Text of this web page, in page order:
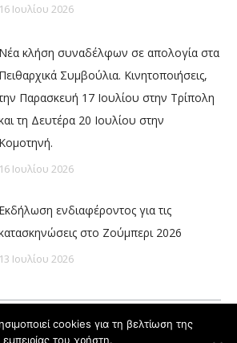
16 Ιουλίου 2026
Νέα κλήση συναδέλφων σε απολογία στα
Πειθαρχικά Συμβούλια. Κινητοποιήσεις,
Παρασκευή 17 Ιουλίου στην Τρίπολη
τη Δευτέρα 20 Ιουλίου στην
Κομοτηνή.
16 Ιουλίου 2026
Εκδήλωση ενδιαφέροντος για τις
στο Ζούμπερι 2026
13 Ιουλίου 2026
cookies για τη βελτίωση της
εμπειρίας του χρήστη.